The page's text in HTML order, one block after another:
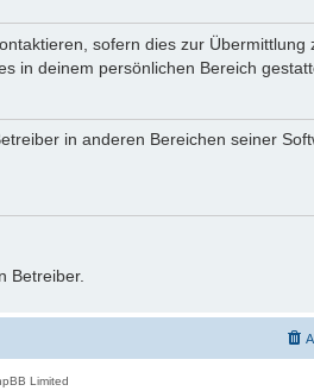
sofern dies zur
in deinem persönlichen Bereich
in anderen Bereichen seiner
Betreiber.
Limited